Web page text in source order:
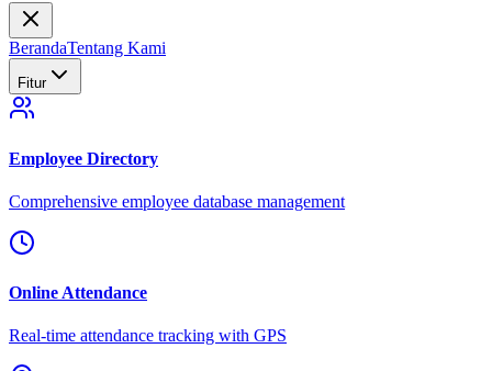
BerandaTentang Kami
Fitur
Employee Directory
Comprehensive employee database management
Online Attendance
Real-time attendance tracking with GPS